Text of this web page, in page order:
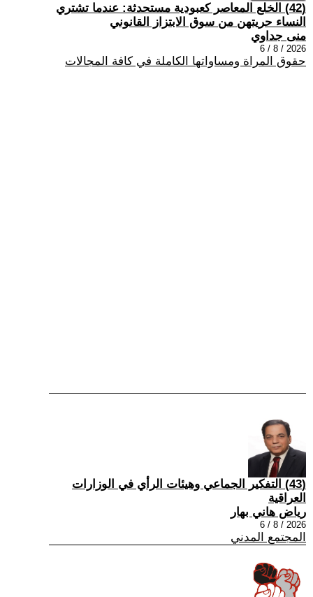
(42) الخلع المعاصر كعبودية مستحدثة: عندما تشتري
النساء حريتهن من سوق الابتزاز القانوني
منى جداوي
2026 / 8 / 6
حقوق المراة ومساواتها الكاملة في كافة المجالات
(43) التفكير الجماعي وهيئات الرأي في الوزارات
العراقية
رياض هاني بهار
2026 / 8 / 6
المجتمع المدني